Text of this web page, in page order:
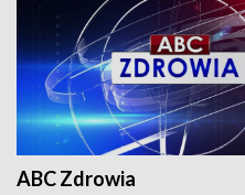
ABC Zdrowia